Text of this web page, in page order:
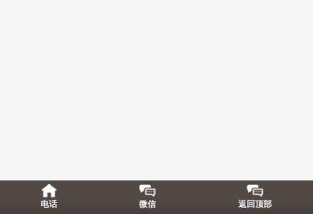
电话 微信 返回顶部